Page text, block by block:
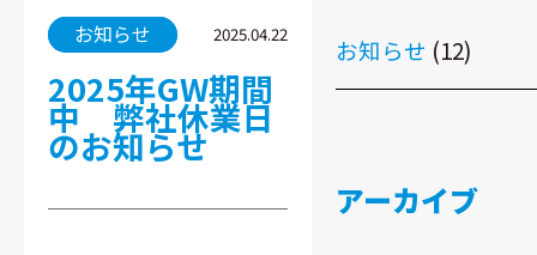
お知らせ 2025.04.22
2025年GW期間
中 弊社休業日
のお知らせ
お知らせ (12)
アーカイブ